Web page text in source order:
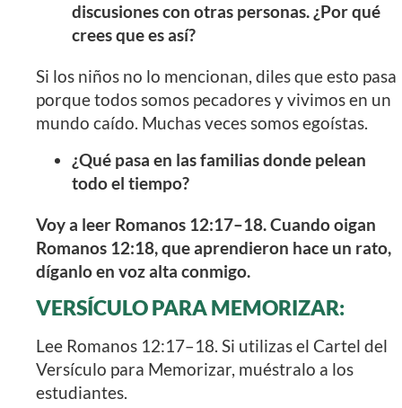
discusiones con otras personas. ¿Por qué
crees que es así?
Si los niños no lo mencionan, diles que esto pasa
porque todos somos pecadores y vivimos en un
mundo caído. Muchas veces somos egoístas.
¿Qué pasa en las familias donde pelean
todo el tiempo?
Voy a leer Romanos 12:17–18. Cuando oigan
Romanos 12:18, que aprendieron hace un rato,
díganlo en voz alta conmigo.
VERSÍCULO PARA MEMORIZAR:
Lee Romanos 12:17–18. Si utilizas el Cartel del
Versículo para Memorizar, muéstralo a los
estudiantes.